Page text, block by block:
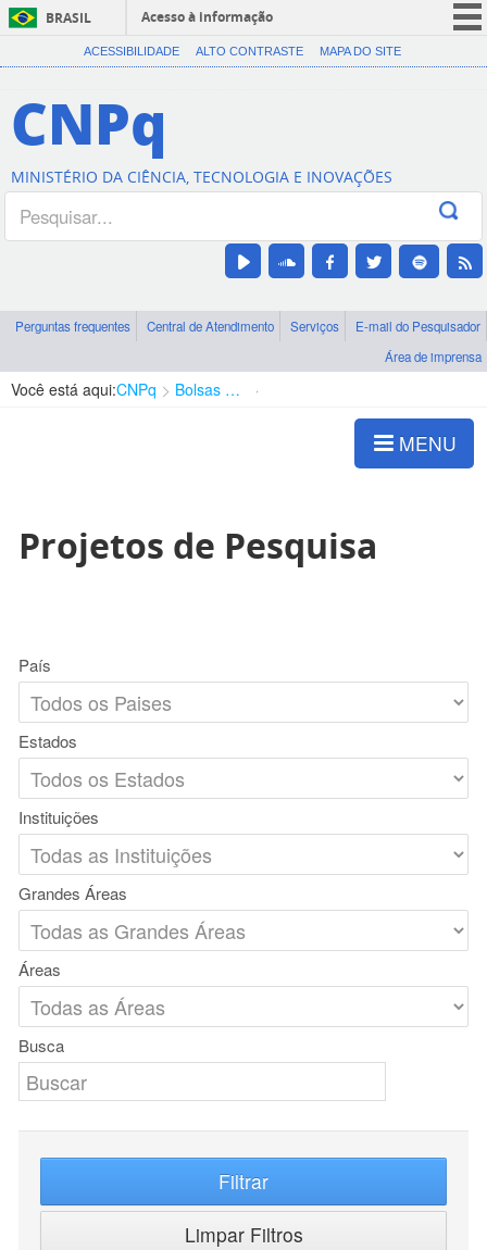
BRASIL
Acesso à informação
CORONAVÍRUS (COVID-19)
Canais
ACESSIBILIDADE ALTO CONTRASTE MAPA DO SITE
CNPq
MINISTÉRIO DA CIÊNCIA, TECNOLOGIA E INOVAÇÕES
Perguntas frequentes Central de Atendimento Serviços
E-mail do Pesquisador
Área de imprensa
Você está aqui:CNPq Bolsas e Auxílios Vigentes
MENU
Projetos de Pesquisa
País
Estados
Instituições
Grandes Áreas
Áreas
Busca
Filtrar
Limpar Filtros